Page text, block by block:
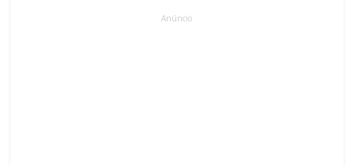
Anúncio